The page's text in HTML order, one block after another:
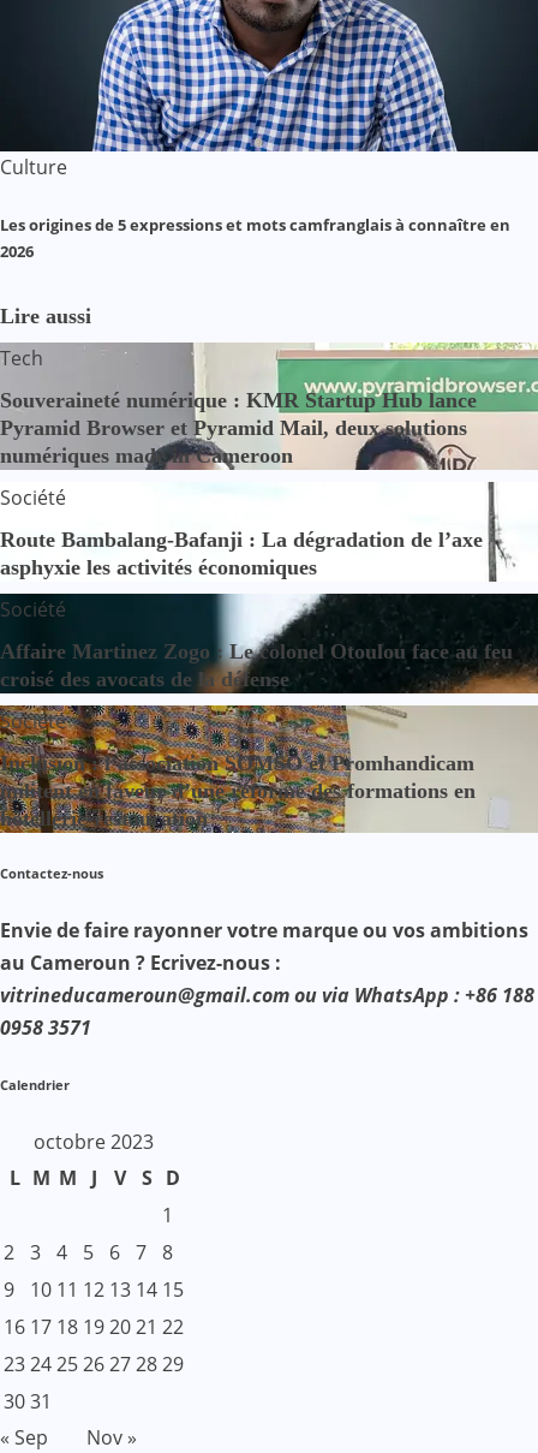
Culture
Les origines de 5 expressions et mots camfranglais à connaître en
2026
Lire aussi
Tech
Souveraineté numérique : KMR Startup Hub lance
Pyramid Browser et Pyramid Mail, deux solutions
numériques made in Cameroon
Société
Route Bambalang-Bafanji : La dégradation de l’axe
asphyxie les activités économiques
Société
Affaire Martinez Zogo : Le colonel Otoulou face au feu
croisé des avocats de la défense
Société
Inclusion : l’association SOMSO et Promhandicam
militent en faveur d’une réforme des formations en
hôtellerie-restauration
Contactez-nous
Envie de faire rayonner votre marque ou vos ambitions
au Cameroun ? Ecrivez-nous :
vitrineducameroun@gmail.com ou via WhatsApp : +86 188
0958 3571
Calendrier
octobre 2023
L M M J V S D
1
2 3 4 5 6 7 8
9
10 11 12 13 14 15
16 17 18 192021 22
23242526272829
3031
« Sep
Nov »